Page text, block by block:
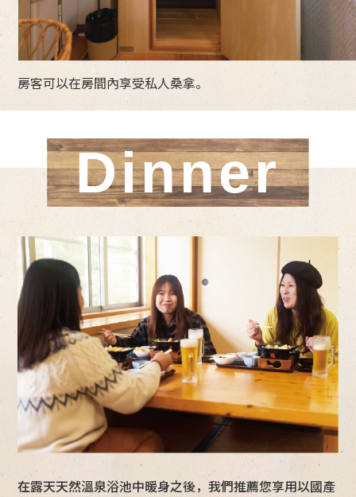
房客可以在房間內享受私人桑拿。
Dinner
在露天天然溫泉浴池中暖身之後，我們推薦您享用以國產